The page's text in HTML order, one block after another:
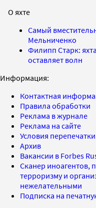
О яхте
Самый
Мельниченко
Филипп Старк:
оставляет волн
Информация:
Контактная
Правила обработки
Реклама в журнале
Реклама на сайте
Условия перепечатки
Архив
Вакансии в Forbes
Сканер иноагентов,
терроризму и
нежелательными
Подписка на